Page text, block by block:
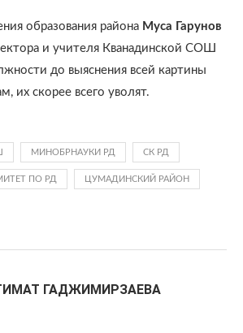
образования района Муса Гарунов
и учителя Кванадинской СОШ
до выяснения всей картины
их скорее всего уволят.
МИНОБРНАУКИ РД СК РД
ПО РД ЦУМАДИНСКИЙ РАЙОН
ГАДЖИМИРЗАЕВА